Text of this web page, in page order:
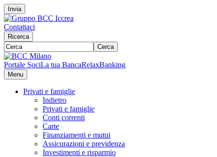
Invia
Contattaci
Ricerca
Cerca
Portale SociLa tua BancaRelaxBanking
Menu
Privati e famiglie
Indietro
Privati e famiglie
Conti correnti
Carte
Finanziamenti e mutui
Assicurazioni e previdenza
Investimenti e risparmio